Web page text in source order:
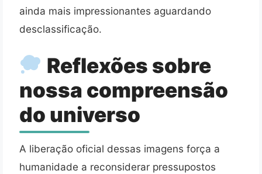
ainda mais impressionantes aguardando
desclassificação.
Reflexões sobre
nossa compreensão
do universo
A liberação oficial dessas imagens força a
humanidade a reconsiderar pressupostos